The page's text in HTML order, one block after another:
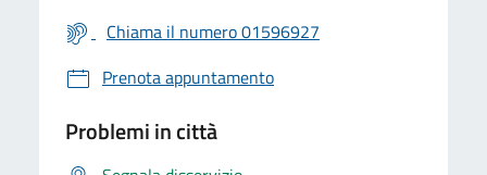
Chiama il numero 01596927
Prenota appuntamento
Problemi in città